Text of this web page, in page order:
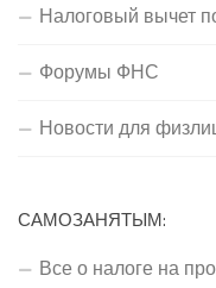
Налоговый вычет
Форумы ФНС
Новости для
САМОЗАНЯТЫМ:
Все о налоге на